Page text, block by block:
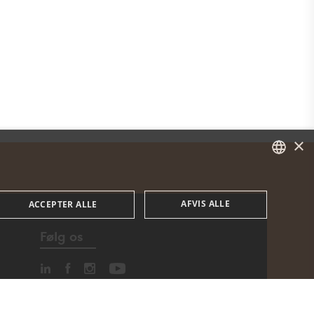
Følg os
ENGLISH
×
ACCEPTER ALLE AFVIS ALLE